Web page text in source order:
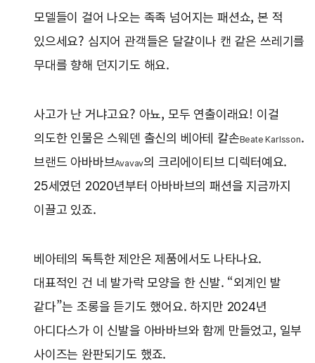
모델들이 걸어 나오는 족족 넘어지는 패션쇼, 본 적
있으세요? 심지어 관객들은 달걀이나 캔 같은 쓰레기를
무대를 향해 던지기도 해요.
사고가 난 거냐고요? 아뇨, 모두 연출이래요! 이걸
의도한 인물은 스웨덴 출신의 베아테 칼손Beate Karlsson.
브랜드 아바바브Avavav의 크리에이티브 디렉터예요.
25세였던 2020년부터 아바바브의 패션을 지금까지
이끌고 있죠.
베아테의 독특한 제안은 제품에서도 나타나요.
대표적인 건 네 발가락 모양을 한 신발. “외계인 발
같다”는 조롱을 듣기도 했어요. 하지만 2024년
아디다스가 이 신발을 아바바브와 함께 만들었고, 일부
사이즈는 완판되기도 했죠.